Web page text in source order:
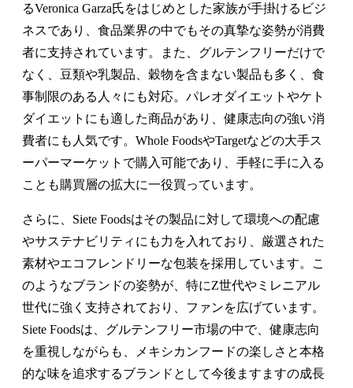
るVeronica Garza氏をはじめとした家族が手掛けるビジ
ネスであり、食品業界の中でもその真摯な姿勢が消費
者に支持されています。また、グルテンフリーだけで
なく、豆類や乳製品、穀物を含まない製品も多く、食
事制限のある人々にも対応。パレオダイエットやケト
ダイエットにも適した商品があり、健康志向の強い消
費者にも人気です。Whole FoodsやTargetなどの大手ス
ーパーマーケットで購入可能であり、手軽に手に入る
ことも購買層の拡大に一役買っています。
さらに、Siete Foodsはその製品に対して環境への配慮
やサステナビリティにも力を入れており、厳選された
素材やエコフレンドリーな包装を採用しています。こ
のようなブランドの姿勢が、特にZ世代やミレニアル
世代に強く支持されており、ファンを広げています。
Siete Foodsは、グルテンフリー市場の中で、健康志向
を重視しながらも、メキシカンフードの楽しさと本格
的な味を追求するブランドとして今後ますますの成長